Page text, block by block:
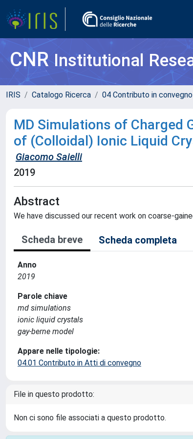
CNRInstitutional
IRIS Catalogo Ricerca 04 Contributo in convegno
MD Simulations of Charged
of (Colloidal) Ionic Liquid
Giacomo Saielli
2019
Abstract
We have discussed our recent work on coarse-
Scheda breve Scheda completa
Anno
2019
Parole chiave
md simulations
ionic liquid crystals
gay-berne model
Appare nelle tipologie:
04.01 Contributo in Atti di convegno
File in questo prodotto:
Non ci sono file associati a questo prodotto.